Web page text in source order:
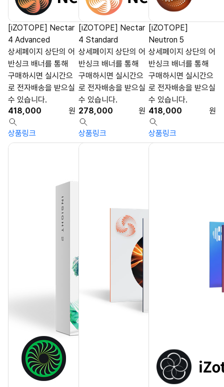
[iZOTOPE] Nectar
4 Advanced
상세페이지 상단의 어
반싱크 배너를 통해
구매하시면 실시간으
로 전자배송을 받으실
수 있습니다.
418,000
원
상품링크
[iZOTOPE] Nectar
4 Standard
상세페이지 상단의 어
반싱크 배너를 통해
구매하시면 실시간으
로 전자배송을 받으실
수 있습니다.
278,000
원
상품링크
[iZOTOPE]
Neutron 5
상세페이지 상단의 어
반싱크 배너를 통해
구매하시면 실시간으
로 전자배송을 받으실
수 있습니다.
418,000
원
상품링크